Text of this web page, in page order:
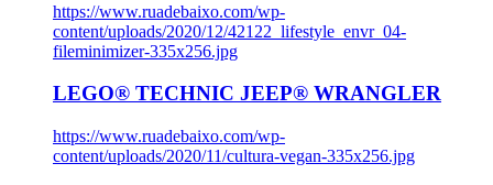
https://www.ruadebaixo.com/wp-
content/uploads/2020/12/42122_lifestyle_envr_04-
fileminimizer-335x256.jpg
LEGO® TECHNIC JEEP® WRANGLER
https://www.ruadebaixo.com/wp-
content/uploads/2020/11/cultura-vegan-335x256.jpg